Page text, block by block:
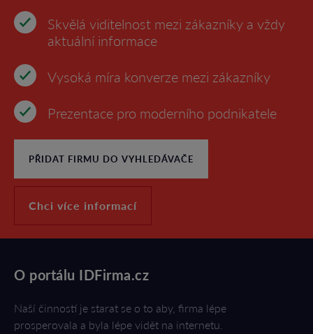
Skvělá viditelnost mezi zákazníky a vždy
aktuální informace
Vysoká míra konverze mezi zákazníky
Prezentace pro moderního podnikatele
PŘIDAT FIRMU DO VYHLEDÁVAČE
Chci více informací
O portálu IDFirma.cz
Naší činností je starat se o to aby, firma lépe
prosperovala a byla lépe vidět na internetu.